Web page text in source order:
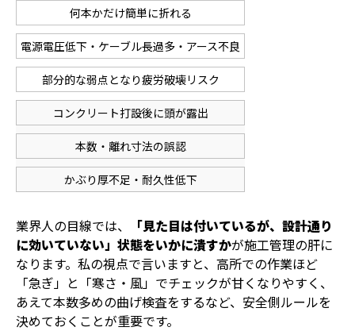
何本かだけ簡単に折れる
電源電圧低下・ケーブル長過多・アース不良
部分的な弱点となり疲労破壊リスク
コンクリート打設後に頭が露出
本数・離れ寸法の誤認
かぶり厚不足・耐久性低下
業界人の目線では、
「見た目は付いているが、設計通り
に効いていない」状態をいかに潰すかが施工管理の肝に
なります。私の視点で言いますと、高所での作業ほど
「急ぎ」と「寒さ・風」でチェックが甘くなりやすく、
あえて本数多めの曲げ検査をするなど、安全側ルールを
決めておくことが重要です。